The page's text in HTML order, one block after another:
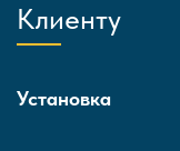
Клиенту
Установка